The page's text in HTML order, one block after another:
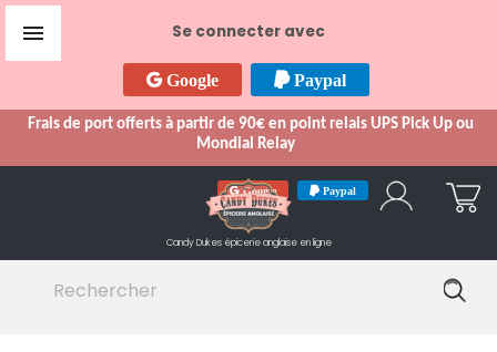
Se connecter avec
Google Paypal
Frais de port offerts à partir de 90€ en point relais UPS Pick Up ou
Mondial Relay

Google Paypal
Candy Dukes épicerie anglaise en ligne